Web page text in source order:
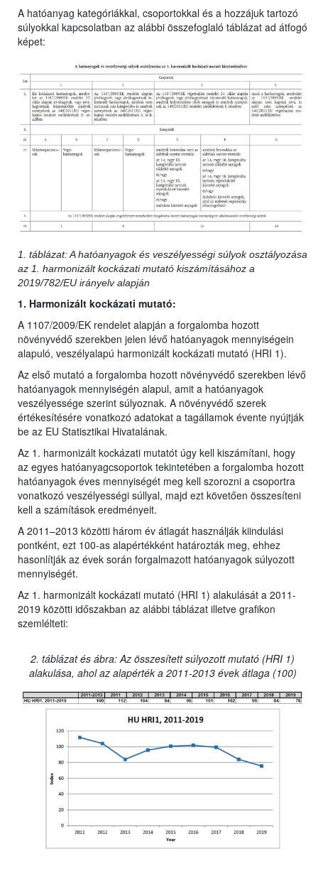
A hatóanyag kategóriákkal, csoportokkal és a hozzájuk tartozó
súlyokkal kapcsolatban az alábbi összefoglaló táblázat ad átfogó
képet:
1. táblázat: A hatóanyagok és veszélyességi súlyok osztályozása
az 1. harmonizált kockázati mutató kiszámításához a
2019/782/EU irányelv alapján
1. Harmonizált kockázati mutató:
A 1107/2009/EK rendelet alapján a forgalomba hozott
növényvédő szerekben jelen lévő hatóanyagok mennyiségein
alapuló, veszélyalapú harmonizált kockázati mutató (HRI 1).
Az első mutató a forgalomba hozott növényvédő szerekben lévő
hatóanyagok mennyiségén alapul, amit a hatóanyagok
veszélyessége szerint súlyoznak. A növényvédő szerek
értékesítésére vonatkozó adatokat a tagállamok évente nyújtják
be az EU Statisztikai Hivatalának.
Az 1. harmonizált kockázati mutatót úgy kell kiszámítani, hogy
az egyes hatóanyagcsoportok tekintetében a forgalomba hozott
hatóanyagok éves mennyiségét meg kell szorozni a csoportra
vonatkozó veszélyességi súllyal, majd ezt követően összesíteni
kell a számítások eredményeit.
A 2011–2013 közötti három év átlagát használják kiindulási
pontként, ezt 100-as alapértékként határozták meg, ehhez
hasonlítják az évek során forgalmazott hatóanyagok súlyozott
mennyiségét.
Az 1. harmonizált kockázati mutató (HRI 1) alakulását a 2011-
2019 közötti időszakban az alábbi táblázat illetve grafikon
szemlélteti:
2. táblázat és ábra: Az összesített súlyozott mutató (HRI 1)
alakulása, ahol az alapérték a 2011-2013 évek átlaga (100)